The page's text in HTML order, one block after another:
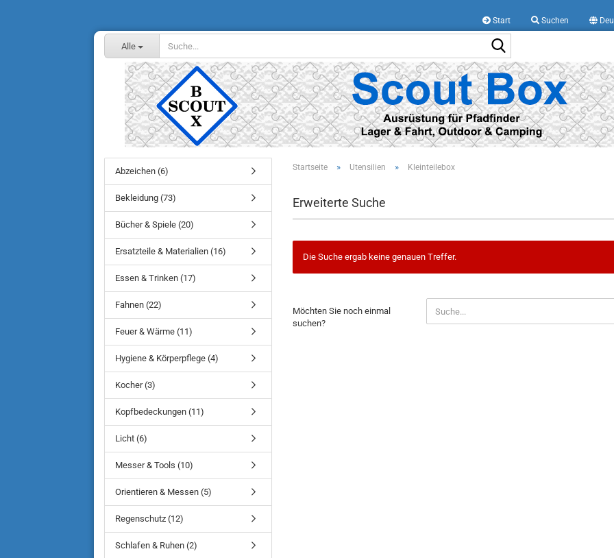
Start Suchen
Alle
Startseite » Utensilien » Kleinteilebox
Erweiterte Suche
Die Suche ergab keine genauen Treffer.
SIE
NOCH
Möchten Sie noch einmal
suchen?
Abzeichen (6)
Bekleidung (73)
Bücher & Spiele (20)
Ersatzteile & Materialien (16)
Essen & Trinken (17)
Fahnen (22)
Feuer & Wärme (11)
Hygiene & Körperpflege (4)
Kocher (3)
Kopfbedeckungen (11)
Licht (6)
Messer & Tools (10)
Orientieren & Messen (5)
Regenschutz (12)
Schlafen & Ruhen (2)